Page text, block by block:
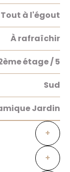
Tout à l'égout
À rafraîchir
étage / 5
Sud
Jardin
+
+